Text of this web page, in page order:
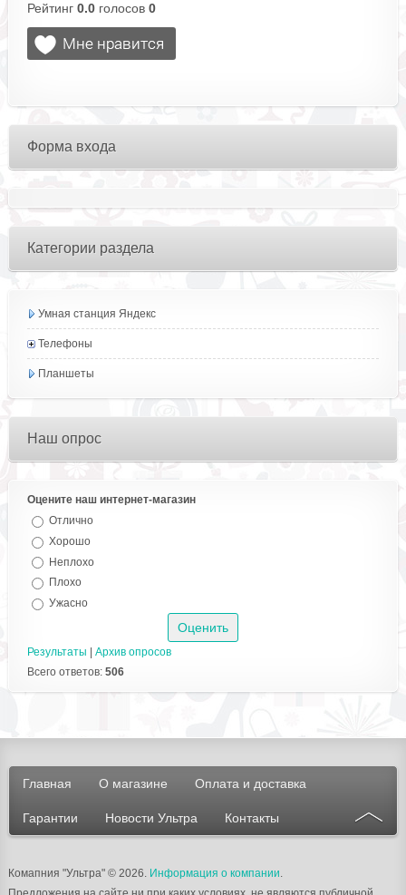
Рейтинг 0.0голосов 0
Форма входа
Категории раздела
Умная станция Яндекс
Телефоны
Планшеты
Наш опрос
Оцените наш интернет-магазин
Отлично
Хорошо
Неплохо
Плохо
Ужасно
Результаты
Архив опросов
Всего ответов: 506
Главная О магазине Оплата и доставка
Гарантии Новости Ультра Контакты
Комапния "Ультра"© 2026. Информация о компании.